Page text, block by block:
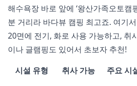
해수욕장 바로 앞에 ‘왕산가족오토캠
분 거리라 바다뷰 캠핑 최고죠. 여기
20면에 전기, 화로 사용 가능하고, 취
이나 글램핑도 있어서 초보자 추천!
시설 유형
취사 가능 주요 시